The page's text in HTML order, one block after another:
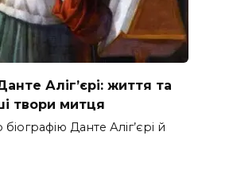
Аліг’єрі: життя та
твори митця
Данте Аліг’єрі й